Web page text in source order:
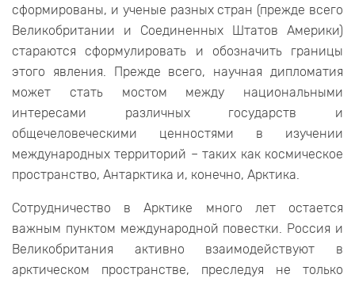
сформированы, и ученые разных стран (прежде всего
Великобритании и Соединенных Штатов Америки)
стараются сформулировать и обозначить границы
этого явления. Прежде всего, научная дипломатия
может стать мостом между национальными
интересами различных государств и
общечеловеческими ценностями в изучении
международных территорий – таких как космическое
пространство, Антарктика и, конечно, Арктика.
Сотрудничество в Арктике много лет остается
важным пунктом международной повестки. Россия и
Великобритания активно взаимодействуют в
арктическом пространстве, преследуя не только